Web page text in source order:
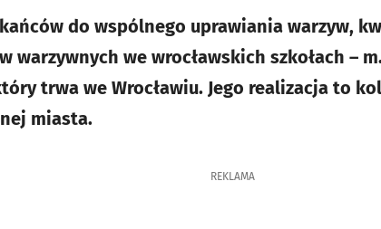
do wspólnego uprawiania warzyw,
warzywnych we wrocławskich szkołach –
trwa we Wrocławiu. Jego realizacja to
miasta.
REKLAMA